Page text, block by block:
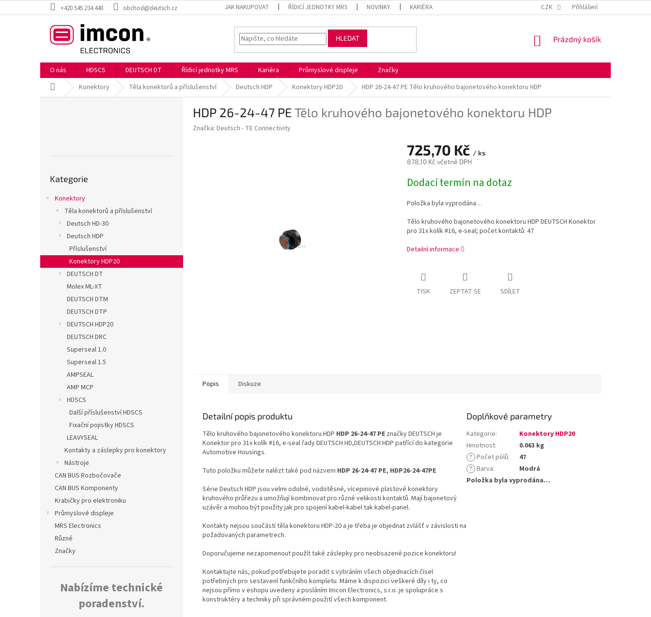
na
+420 545 234 440 obchod@deutsch.cz JAK NAKUPOVAT ŘÍDICÍ JEDNOTKY MRS NOVINKY KARIÉRA OBCHODNÍ PODMÍNKY
CZK Přihlášení
HLEDAT
NÁKUPNÍ
Prázdný košík
O nás HDSCS DEUTSCH DT Řídicí jednotky MRS Kariéra Průmyslové displeje
Značky
Domů Konektory Těla konektorů a příslušenství Deutsch HDP Konektory HDP20 HDP 26-24-47 PE Tělo kruhového bajonetového konektoru HDP
kategorie
Kategorie
Konektory
Těla konektorů a příslušenství
Deutsch HD-30
Deutsch HDP
Příslušenství
Konektory HDP20
DEUTSCH DT
Molex ML-XT
DEUTSCH DTM
DEUTSCH DTP
DEUTSCH HDP20
DEUTSCH DRC
Superseal 1.0
Superseal 1.5
AMPSEAL
AMP MCP
HDSCS
Další příslušenství HDSCS
Fixační pojistky HDSCS
LEAVYSEAL
Kontakty a záslepky pro konektory
Nástroje
CAN BUS Rozbočovače
CAN BUS Komponenty
Krabičky pro elektroniku
Průmyslové displeje
MRS Electronics
Různé
Značky
Nabízíme technické
poradenství.
HDP 26-24-47 PETělo kruhového bajonetového konektoru HDP
Značka: Deutsch - TE Connectivity
725,70 Kč / ks
878,10 Kč včetně DPH
cena:
Dodací termín na dotaz
Položka byla vyprodána…
Tělo kruhového bajonetového konektoru HDP DEUTSCH Konektor
pro 31x kolík #16, e-seal; počet kontaktů: 47
Detailní informace
TISK ZEPTAT SE SDÍLET
Popis Diskuze
Detailní popis produktu
Tělo kruhového bajonetového konektoru HDP HDP 26-24-47 PE značky DEUTSCH je
Konektor pro 31x kolík #16, e-seal řady DEUTSCH HD,DEUTSCH HDP patřící do kategorie
Automotive Housings.
Tuto položku můžete nalézt také pod názvem HDP 26-24-47 PE, HDP26-24-47PE.
Série Deutsch HDP jsou velmi odolné, vodotěsné, vícepinové plastové konektory
kruhového průřezu a umožňují kombinovat pro různé velikosti kontaktů. Mají bajonetový
uzávěr a mohou být použity jak pro spojení kabel-kabel tak kabel-panel.
Kontakty nejsou součástí těla konektoru HDP-20 a je třeba je objednat zvlášť v závislosti na
požadovaných parametrech.
Doporučujeme nezapomenout použít také záslepky pro neobsazené pozice konektoru!
Kontaktujte nás, pokud potřebujete poradit s vybráním všech objednacích čísel
potřebných pro sestavení funkčního kompletu. Máme k dispozici veškeré díly i ty, co
nejsou přímo v eshopu uvedeny a posláním Imcon Electronics, s.r.o. je spolupráce s
konstruktéry a techniky při správném použití všech komponent.
Doplňkové parametry
Kategorie:
Konektory HDP20
Hmotnost:
0.063 kg
? Počet pólů:
47
? Barva:
Modrá
Položka byla vyprodána…